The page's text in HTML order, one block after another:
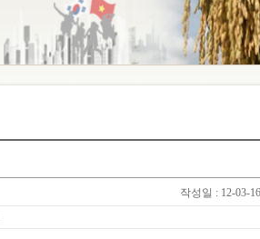
작성일 : 12-03-